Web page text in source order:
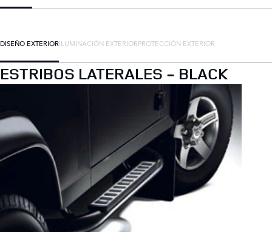
DISEÑO EXTERIORILUMINACIÓN EXTERIORPROTECCIÓN EXTERIOR
ESTRIBOS LATERALES - BLACK